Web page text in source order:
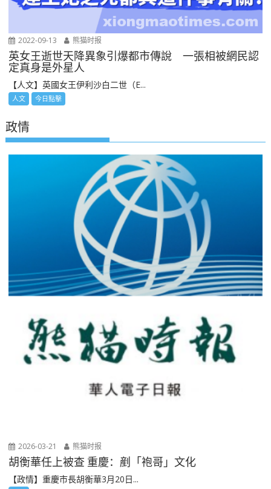
2022-09-13 熊猫时报
英女王逝世天降異象引爆都市傳說 一張相被網民認
定真身是外星人
【人文】英國女王伊利沙白二世（E...
人文 今日點擊
政情
2026-03-21 熊猫时报
胡衡華任上被查 重慶：剷「袍哥」文化
【政情】重慶市長胡衡華3月20日...